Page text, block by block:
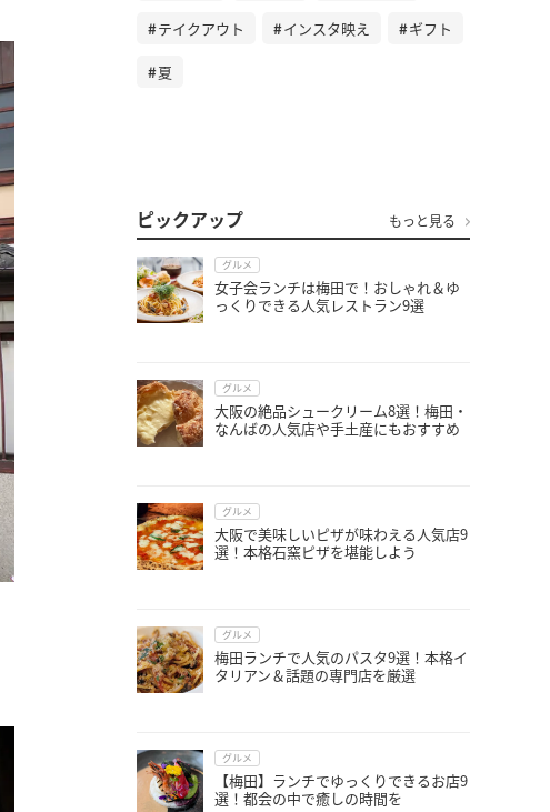
テイクアウト インスタ映え ギフト
夏
ピックアップ もっと見る
グルメ
女子会ランチは梅田で！おしゃれ＆ゆ
っくりできる人気レストラン9選
グルメ
大阪の絶品シュークリーム8選！梅田・
なんばの人気店や手土産にもおすすめ
グルメ
大阪で美味しいピザが味わえる人気店9
選！本格石窯ピザを堪能しよう
グルメ
梅田ランチで人気のパスタ9選！本格イ
タリアン＆話題の専門店を厳選
グルメ
【梅田】ランチでゆっくりできるお店9
選！都会の中で癒しの時間を